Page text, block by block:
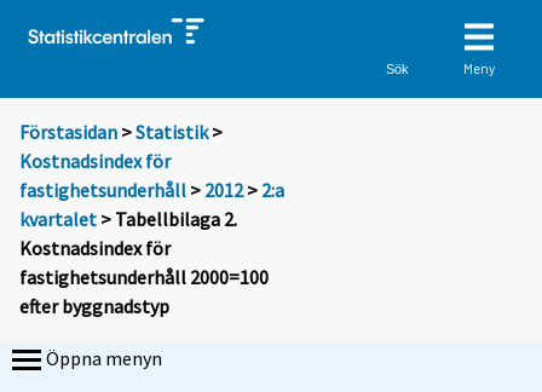
Sök Meny
Förstasidan >Statistik >
Kostnadsindex för
fastighetsunderhåll > 2012> 2:a
kvartalet > Tabellbilaga 2.
Kostnadsindex för
fastighetsunderhåll 2000=100
efter byggnadstyp
Öppna menyn